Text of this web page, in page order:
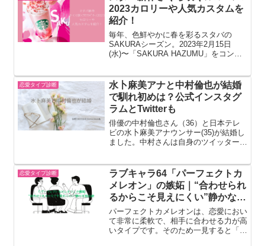
ています。...
2023カロリーや人気カスタムを
紹介！
毎年、色鮮やかに春を彩るスタバの
SAKURAシーズン。2023年2月15日
(水)〜「SAKURA HAZUMU」をコンセ
さくら咲くｻｸﾌﾗﾍﾟﾁｰﾉ2023カロリースタ
バ...
恋愛タイプ診断
水卜麻美アナと中村倫也が結婚
で馴れ初めは？公式インスタグ
ラムとTwitterも
俳優の中村倫也さん（36）と日本テレ
ビの水卜麻美アナウンサー(35)が結婚し
ました。中村さんは自身のツイッター
卜麻美アナのInstagramchocoおめでと
う...
恋愛タイプ診断
ラブキャラ64「パーフェクトカ
メレオン」の嫉妬｜“合わせられ
るからこそ見えにくい”静かな独
占欲
パーフェクトカメレオンは、恋愛におい
て非常に柔軟で、相手に合わせる力が高
いタイプです。そのため一見すると「嫉